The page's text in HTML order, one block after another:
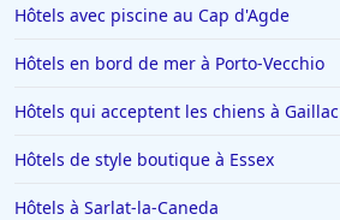
Hôtels à Giverny
Hôtels à Saint-Remy-de-Provence
Hôtels à Chambéry
Hôtels à Tignes
Hôtels dans le Var
Hôtels avec piscine au Cap d'Agde
Hôtels en bord de mer à Porto-Vecchio
Hôtels qui acceptent les chiens à Gaillac
Hôtels de style boutique à Essex
Hôtels à Sarlat-la-Caneda